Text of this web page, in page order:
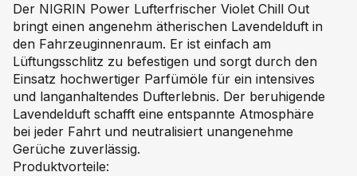
Der NIGRIN Power Lufterfrischer Violet Chill Out
bringt einen angenehm ätherischen Lavendelduft in
den Fahrzeuginnenraum. Er ist einfach am
Lüftungsschlitz zu befestigen und sorgt durch den
Einsatz hochwertiger Parfümöle für ein intensives
und langanhaltendes Dufterlebnis. Der beruhigende
Lavendelduft schafft eine entspannte Atmosphäre
bei jeder Fahrt und neutralisiert unangenehme
Gerüche zuverlässig.
Produktvorteile: